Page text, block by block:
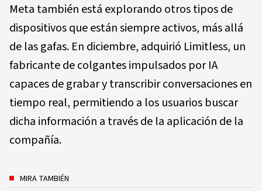
Meta también está explorando otros tipos de
dispositivos que están siempre activos, más allá
de las gafas. En diciembre, adquirió Limitless, un
fabricante de colgantes impulsados por IA
capaces de grabar y transcribir conversaciones en
tiempo real, permitiendo a los usuarios buscar
dicha información a través de la aplicación de la
compañía.
MIRA TAMBIÉN